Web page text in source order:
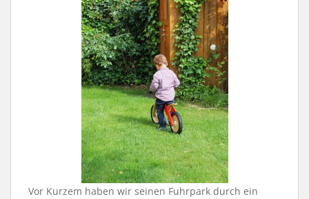
Vor Kurzem haben wir seinen Fuhrpark durch ein